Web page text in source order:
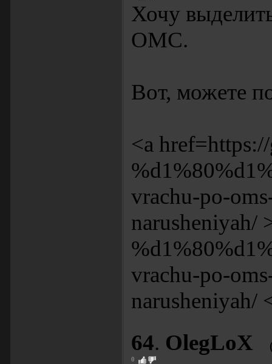
Хочу
ОМС.
Вот, можете
<a
vrachu-po-
narusheniyah/
vrachu-po-
narusheniyah/
64. OlegLoX
0